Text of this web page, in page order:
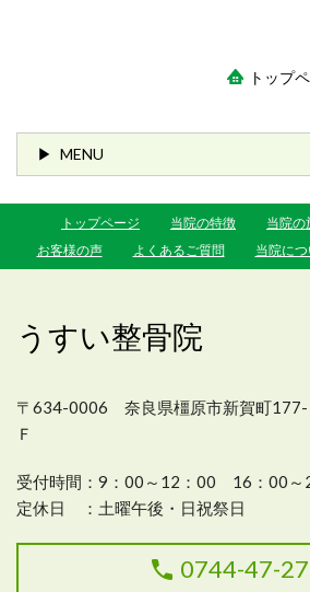
トップ
MENU
トップページ 当院の特徴 当院の
お客様の声
よくあるご質問 当院に
うすい整骨院
〒634-0006 奈良県橿原市新賀町
Ｆ
受付時間： 9：00～12：00 16：00～
定休日 ： 土曜午後・日祝祭日
0744-47-